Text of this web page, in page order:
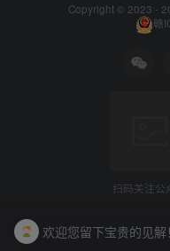
Copyright © 2023 -
赣
扫码关注公
欢迎您留下宝贵的见解！